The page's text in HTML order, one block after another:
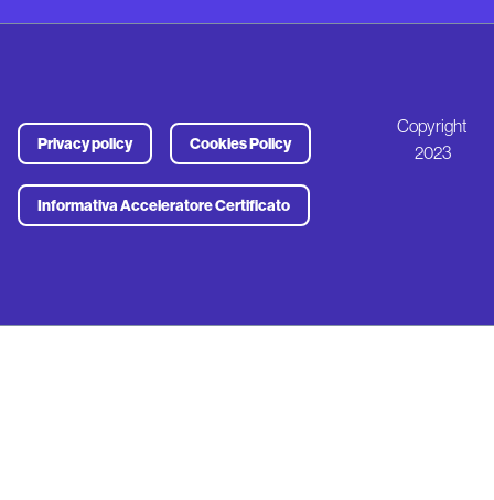
Privacy policy Cookies Policy
Informativa Acceleratore Certificato
Copyright
2023